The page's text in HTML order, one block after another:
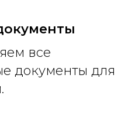
все
документы для